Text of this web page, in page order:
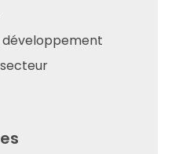
développement